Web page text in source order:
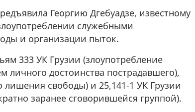
Георгию Дгебуадзе, известному
служебными
и организации пыток.
333 УК Грузии (злоупотребление
достоинства пострадавшего),
лишения свободы) и 25,141-1 УК Грузии
заранее сговорившейся группой).